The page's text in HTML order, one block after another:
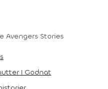
Avengers Stories
I Godnat